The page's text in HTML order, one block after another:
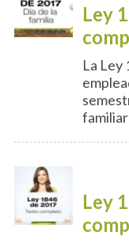
Ley
La Ley
Ley